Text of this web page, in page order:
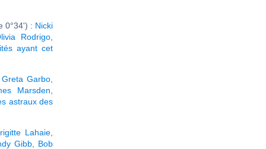
0°34') : Nicki
Rodrigo
ayant cet
Greta Garbo
Marsden
astraux des
Lahaie
Gibb, Bob